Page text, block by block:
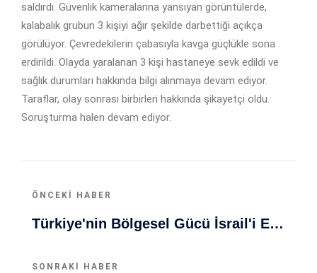
saldırdı. Güvenlik kameralarına yansıyan görüntülerde,
kalabalık grubun 3 kişiyi ağır şekilde darbettiği açıkça
görülüyor. Çevredekilerin çabasıyla kavga güçlükle sona
erdirildi. Olayda yaralanan 3 kişi hastaneye sevk edildi ve
sağlık durumları hakkında bilgi alınmaya devam ediyor.
Taraflar, olay sonrası birbirleri hakkında şikayetçi oldu.
Soruşturma halen devam ediyor.
ÖNCEKI HABER
Türkiye'nin Bölgesel Gücü İsrail'i Endişelendiriyor: Stratejik Tehdit Artıyor
SONRAKI HABER